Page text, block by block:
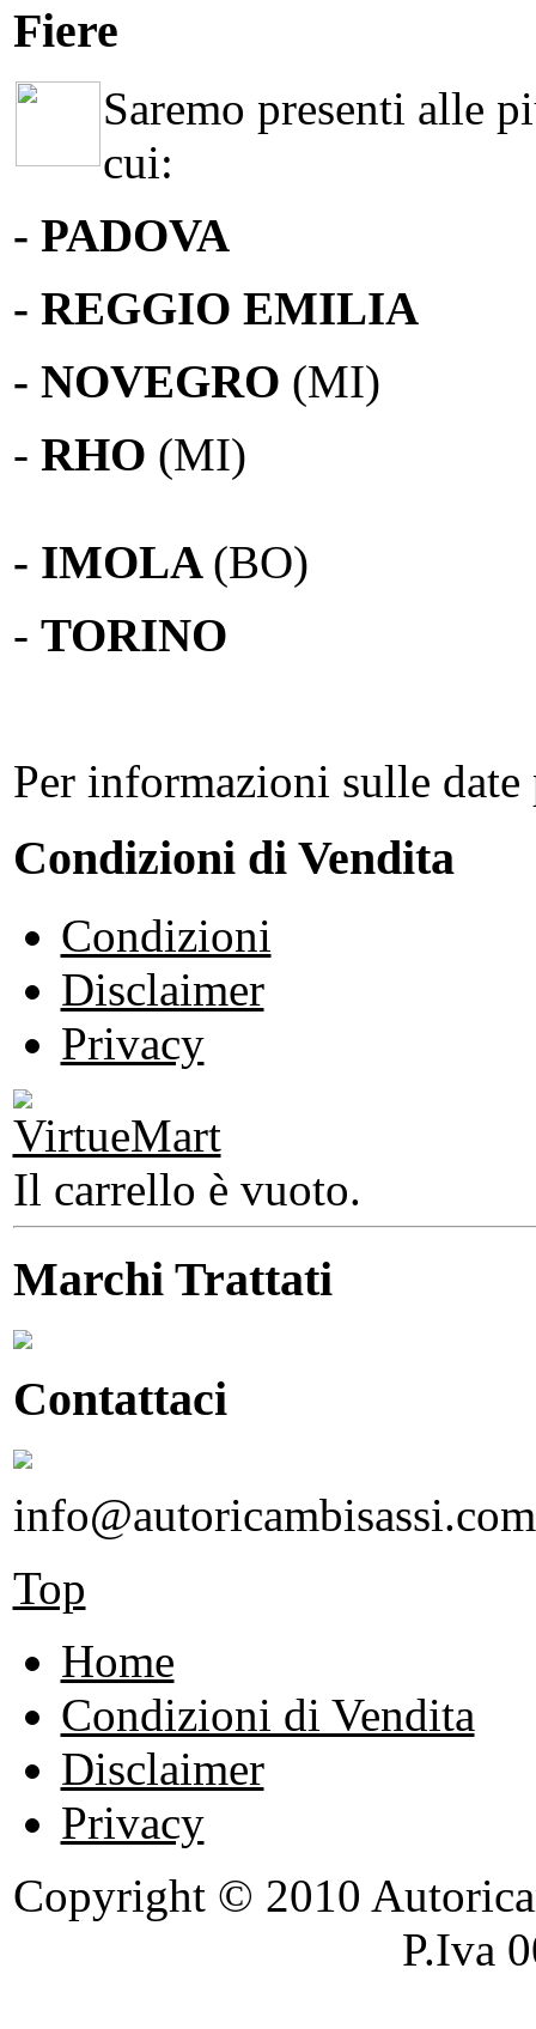
Fiere
Saremo presenti alle
cui:
- PADOVA
- REGGIO EMILIA
- NOVEGRO (MI)
- RHO (MI)
- IMOLA (BO)
- TORINO
Per informazioni sulle
Condizioni di Vendita
Condizioni
Disclaimer
Privacy
Il carrello è vuoto.
Marchi Trattati
Contattaci
info@autoricambisassi.com
Top
Home
Condizioni di Vendita
Disclaimer
Privacy
Copyright © 2010
P.Iva